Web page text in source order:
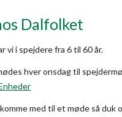
Dalfolket
vi i spejdere fra 6 til 60 år.
hver onsdag til
med til et møde så duk